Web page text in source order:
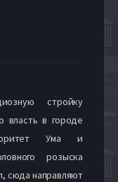
стройку
власть в городе
Ума и
розыска
сюда направляют